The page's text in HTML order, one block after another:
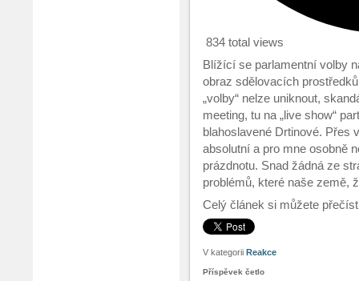
834 total views
Blížící se parlamentní volby
obraz sdělovacích
„volby“ nelze uniknout,
meeting, tu na „live show“
blahoslavené Drtinové. Přes
absolutní a pro mne osobně
prázdnotu. Snad žádná ze
problémů, které naše země,
Celý článek si můžete
V kategorii Reakce
Příspěvek četlo